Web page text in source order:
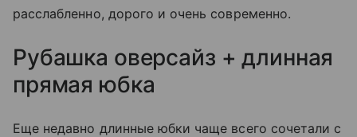
расслабленно, дорого и очень современно.
Рубашка оверсайз + длинная
прямая юбка
Еще недавно длинные юбки чаще всего сочетали с